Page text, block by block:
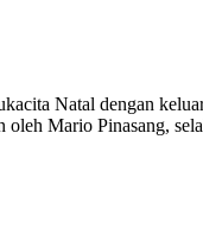
Natal dengan
oleh Mario Pinasang,